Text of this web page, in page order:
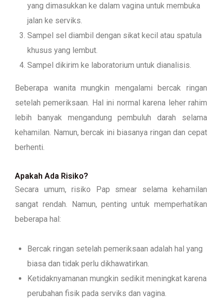
yang dimasukkan ke dalam vagina untuk membuka
jalan ke serviks.
Sampel sel diambil dengan sikat kecil atau spatula
khusus yang lembut.
Sampel dikirim ke laboratorium untuk dianalisis.
Beberapa wanita mungkin mengalami bercak ringan
setelah pemeriksaan. Hal ini normal karena leher rahim
lebih banyak mengandung pembuluh darah selama
kehamilan. Namun, bercak ini biasanya ringan dan cepat
berhenti.
Apakah Ada Risiko?
Secara umum, risiko Pap smear selama kehamilan
sangat rendah. Namun, penting untuk memperhatikan
beberapa hal:
Bercak ringan setelah pemeriksaan adalah hal yang
biasa dan tidak perlu dikhawatirkan.
Ketidaknyamanan mungkin sedikit meningkat karena
perubahan fisik pada serviks dan vagina.